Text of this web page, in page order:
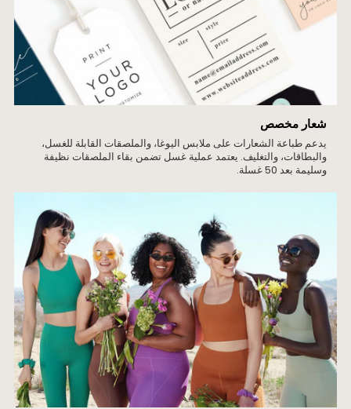
شعار مخصص
يدعم طباعة الشعارات على ملابس اليوغا، والملصقات القابلة للغسل،
والبطاقات، والتغليف. يعتمد عملية غسل تضمن بقاء الملصقات نظيفة
وسليمة بعد 50 غسلة.